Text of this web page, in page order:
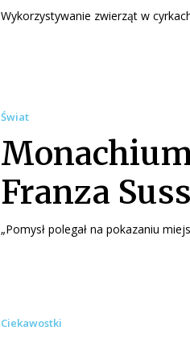
Wykorzystywanie zwierząt w
Świat
Franza
„Pomysł polegał na pokazaniu
Ciekawostki